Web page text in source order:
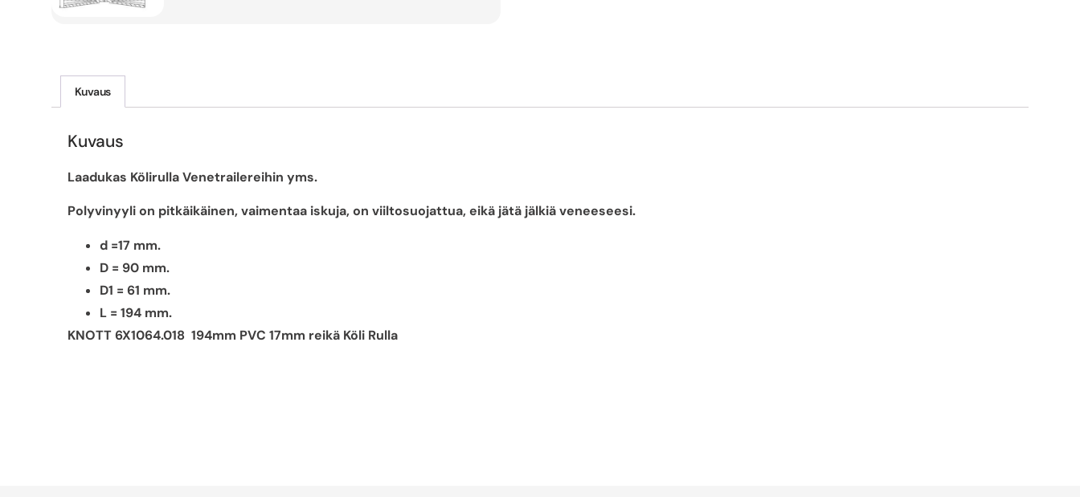
Kuvaus
Kuvaus
Laadukas Kölirulla Venetrailereihin yms.
Polyvinyyli on pitkäikäinen, vaimentaa iskuja, on viiltosuojattua, eikä jätä jälkiä veneeseesi.
d =17 mm.
D = 90 mm.
D1 = 61 mm.
L = 194 mm.
KNOTT 6X1064.018 194mm PVC 17mm reikä Köli Rulla